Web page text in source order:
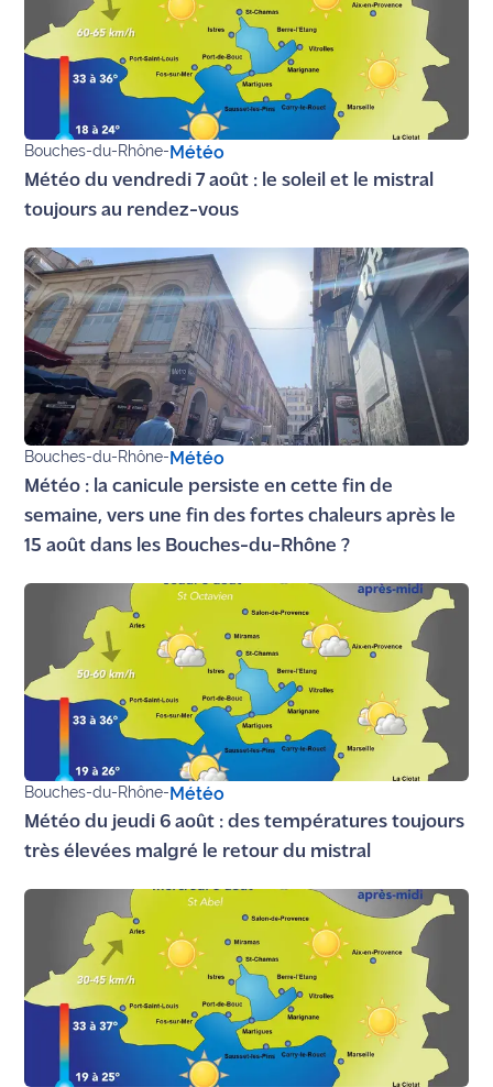
Bouches-du-Rhône-Météo
Météo du vendredi 7 août : le soleil et le mistral
toujours au rendez-vous
Bouches-du-Rhône-Météo
Météo : la canicule persiste en cette fin de
semaine, vers une fin des fortes chaleurs après le
15 août dans les Bouches-du-Rhône ?
Bouches-du-Rhône-Météo
Météo du jeudi 6 août : des températures toujours
très élevées malgré le retour du mistral